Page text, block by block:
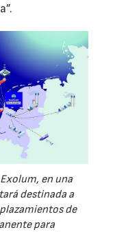
en una
destinada a
de
para